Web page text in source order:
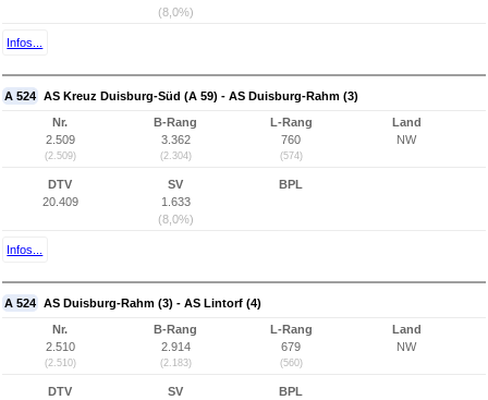
(8,0%)
Infos...
A 524 AS Kreuz Duisburg-Süd (A 59) - AS Duisburg-Rahm (3)
Nr.
2.509
(2.509)
B-Rang
3.362
(2.304)
L-Rang
760
(574)
Land
NW
DTV
20.409
SV
1.633
(8,0%)
BPL
Infos...
A 524 AS Duisburg-Rahm (3) - AS Lintorf (4)
Nr.
2.510
(2.510)
B-Rang
2.914
(2.183)
L-Rang
679
(560)
Land
NW
DTV
SV
BPL